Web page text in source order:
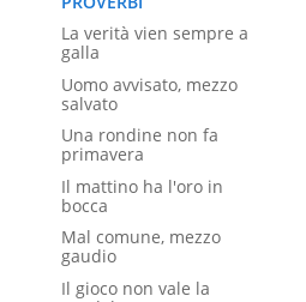
La verità vien sempre a
galla
Uomo avvisato, mezzo
salvato
Una rondine non fa
primavera
Il mattino ha l'oro in
bocca
Mal comune, mezzo
gaudio
Il gioco non vale la